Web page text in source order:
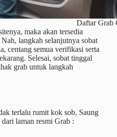
Daftar Grab
maka akan tersedia
langkah selanjutnya sobat
centang semua verifikasi serta
Selesai, sobat tinggal
grab untuk langkah
terlalu rumit kok sob, Saung
laman resmi Grab :